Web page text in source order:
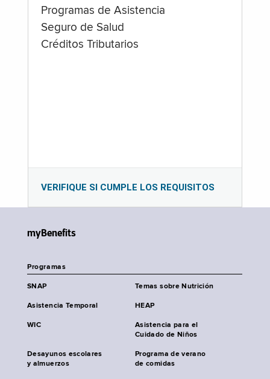
Programas de Asistencia
Seguro de Salud
Créditos Tributarios
VERIFIQUE SI CUMPLE LOS REQUISITOS
myBenefits
Programas
SNAP Temas sobre Nutrición
Asistencia Temporal HEAP
WIC
Asistencia para el
Cuidado de Niños
Desayunos escolares
y almuerzos
Programa de verano
de comidas